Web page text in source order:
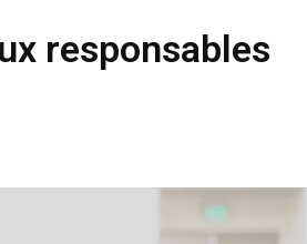
responsables